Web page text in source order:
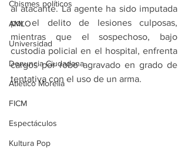
Chismes políticos
AMLO
Universidad
Denuncia Ciudadana
Atlético Morelia
FICM
Espectáculos
Kultura Pop
al atacante. La agente ha sido imputada
por el delito de lesiones culposas,
mientras que el sospechoso, bajo
custodia policial en el hospital, enfrenta
cargos por robo agravado en grado de
tentativa con el uso de un arma.